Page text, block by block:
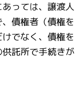
っては、譲渡人
債権者（債権を
でなく、債権を
託所で手続きが